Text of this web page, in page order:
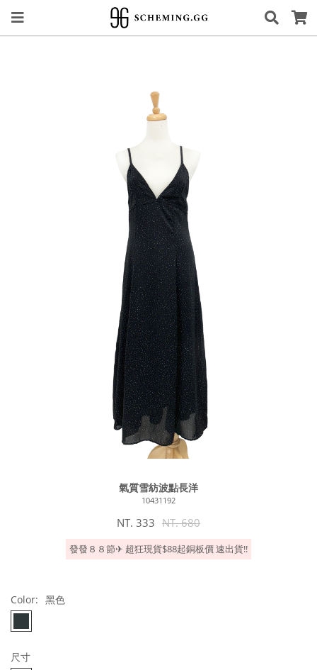
氣質雪紡波點長洋
10431192
NT. 333 NT. 680
發發８８節✈︎ 超狂現貨$88起銅板價 速出貨!!
Color: 黑色
尺寸